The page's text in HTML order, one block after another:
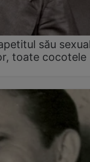
său
toate cocotele